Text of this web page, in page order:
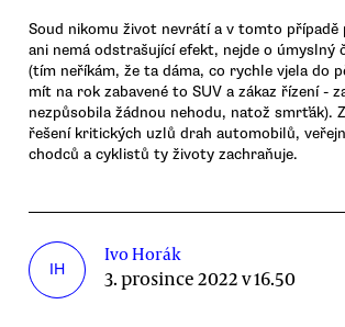
Soud nikomu život nevrátí a v tomto případě
ani nemá odstrašující efekt, nejde o úmyslný
(tím neříkám, že ta dáma, co rychle vjela do
mít na rok zabavené to SUV a zákaz řízení -
nezpůsobila žádnou nehodu, natož smrťák).
řešení kritických uzlů drah automobilů,
chodců a cyklistů ty životy zachraňuje.
IH
Ivo Horák
3. prosince 2022 v 16.50